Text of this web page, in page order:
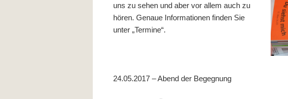
uns zu sehen und aber vor allem auch zu
hören. Genaue Informationen finden Sie
unter „Termine“.
24.05.2017 – Abend der Begegnung